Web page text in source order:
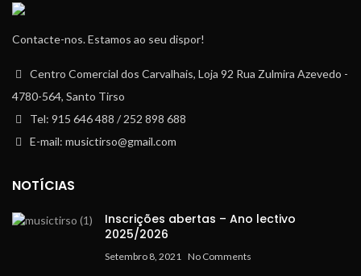
Contacte-nos. Estamos ao seu dispor!
Centro Comercial dos Carvalhais, Loja 92 Rua Zulmira Azevedo -
4780-564, Santo Tirso
Tel: 915 646 488 / 252 898 688
E-mail: musictirso@gmail.com
NOTÍCIAS
Inscrições abertas – Ano lectivo
2025/2026
Setembro 8, 2021 No Comments